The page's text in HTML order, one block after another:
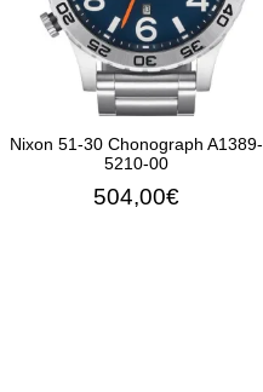
Nixon 51-30 Chonograph A1389-
5210-00
504,00€